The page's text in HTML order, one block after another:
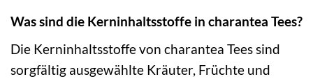
Was sind die Kerninhaltsstoffe in charantea Tees?
Die Kerninhaltsstoffe von charantea Tees sind
sorgfältig ausgewählte Kräuter, Früchte und